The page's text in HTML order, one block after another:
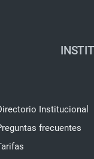
Institucional
frecuentes